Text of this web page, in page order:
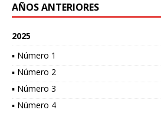
AÑOS ANTERIORES
2025
▪ Número 1
▪ Número 2
▪ Número 3
▪ Número 4